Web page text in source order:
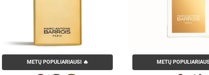
METŲ POPULIARIAUSI 🔥 METŲ